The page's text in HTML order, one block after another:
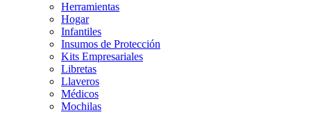
Herramientas
Hogar
Infantiles
Insumos de Protección
Kits Empresariales
Libretas
Llaveros
Médicos
Mochilas